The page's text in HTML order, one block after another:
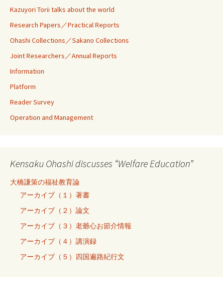
Kazuyori Torii talks about the world
Research Papers／Practical Reports
Ohashi Collections／Sakano Collections
Joint Researchers／Annual Reports
Information
Platform
Reader Survey
Operation and Management
Kensaku Ohashi discusses “Welfare Education”
大橋謙策の福祉教育論
アーカイブ（１）著書
アーカイブ（２）論文
アーカイブ（３）老爺心お節介情報
アーカイブ（４）講演録
アーカイブ（５）四国遍路紀行文